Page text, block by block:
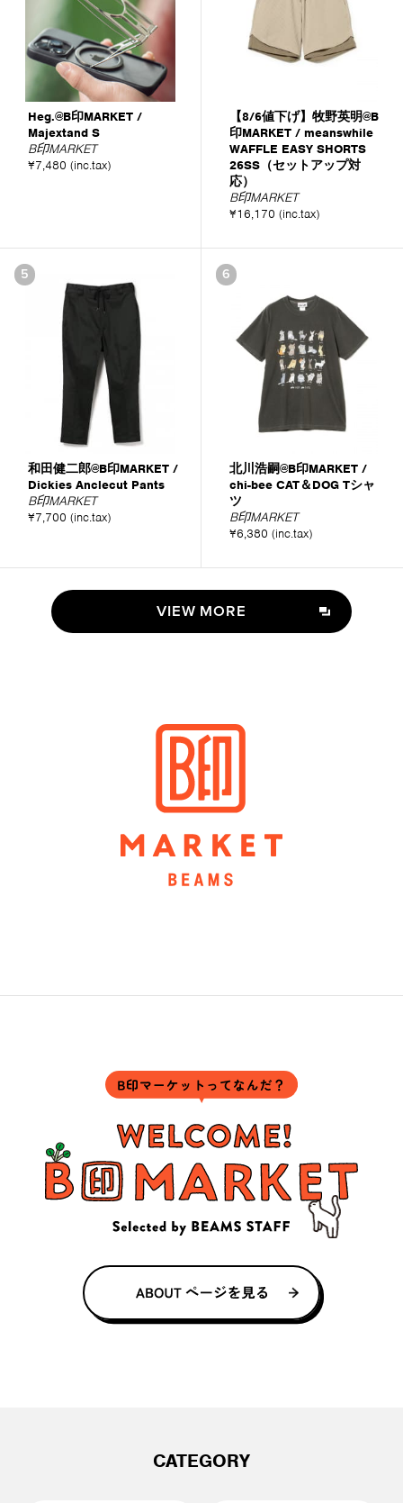
Heg.@B印MARKET /
Majextand S
B印MARKET
¥7,480 (inc.tax)
【8/6値下げ】牧野英明@B
印MARKET / meanswhile
WAFFLE EASY SHORTS
26SS（セットアップ対
応）
B印MARKET
¥16,170 (inc.tax)
5
和田健二郎@B印MARKET /
Dickies Anclecut Pants
B印MARKET
¥7,700 (inc.tax)
6
北川浩嗣@B印MARKET /
chi-bee CAT＆DOG Tシャ
ツ
B印MARKET
¥6,380 (inc.tax)
VIEW MORE
CATEGORY